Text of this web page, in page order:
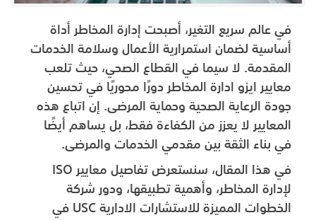
في عالم سريع التغير، أصبحت إدارة المخاطر أداة
أساسية لضمان استمرارية الأعمال وسلامة الخدمات
المقدمة. لا سيما في القطاع الصحي، حيث تلعب
معايير ايزو ادارة المخاطر دورًا محوريًا في تحسين
جودة الرعاية الصحية وحماية المرضى. إن اتباع هذه
المعايير لا يعزز من الكفاءة فقط، بل يساهم أيضًا
في بناء الثقة بين مقدمي الخدمات والمرضى.
في هذا المقال، سنستعرض تفاصيل معايير ISO
لإدارة المخاطر، وأهمية تطبيقها، ودور شركة
الخطوات المميزة للاستشارات الادارية USC في